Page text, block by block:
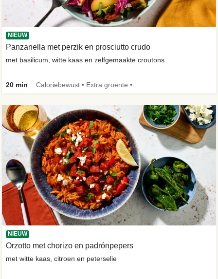
NIEUW
Panzanella met perzik en prosciutto crudo
met basilicum, witte kaas en zelfgemaakte croutons
20 min
NIEUW
Orzotto met chorizo en padrónpepers
met witte kaas, citroen en peterselie